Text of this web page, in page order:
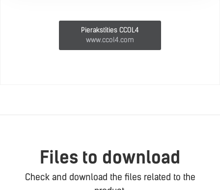
Pierakstīties CCOL4
www.ccol4.com
Files to download
Check and download the files related to the